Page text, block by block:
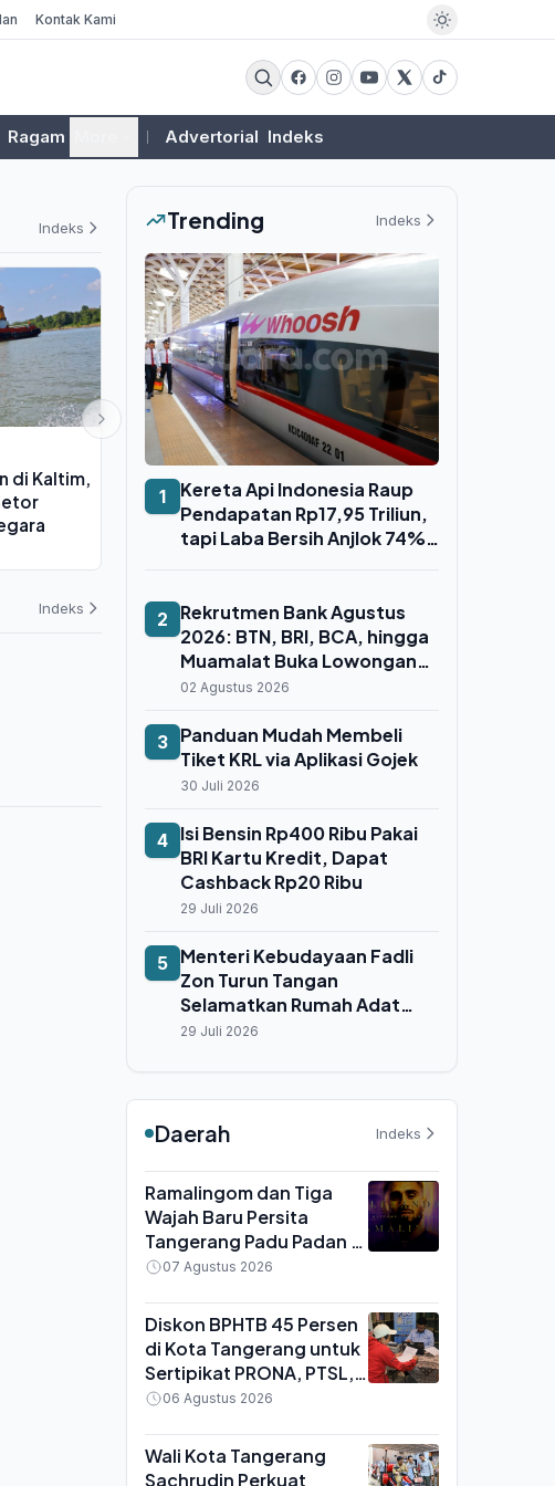
Kontak Kami
Ragam Advertorial Indeks
Indeks
di Kaltim,
PEMERINTAHAN
Komisi II DPRD Banten dan
Gubernur Andra Soni Dorong
Warga Isi Data Jujur demi
Sukseskan Sensus Ekonomi 2026
06 Agustus 2026
Indeks
Trending Indeks
1
Kereta Api Indonesia Raup
Pendapatan Rp17,95 Triliun,
tapi Laba Bersih Anjlok 74%
2
Rekrutmen Bank Agustus
2026: BTN, BRI, BCA, hingga
Muamalat Buka Lowongan
untuk Fresh Graduate dan
02 Agustus 2026
3 Panduan Mudah Membeli
Tiket KRL via Aplikasi Gojek
30 Juli 2026
4 Isi Bensin Rp400 Ribu Pakai
BRI Kartu Kredit, Dapat
Cashback Rp20 Ribu
29 Juli 2026
5 Menteri Kebudayaan Fadli
Zon Turun Tangan
Selamatkan Rumah Adat
Hiliamaetaniha dari
29 Juli 2026
Daerah Indeks
Ramalingom dan Tiga
Wajah Baru Persita
Tangerang Padu Padan di
TC Yogyakarta, Fokus
Super League
07 Agustus 2026
Diskon BPHTB 45 Persen
di Kota Tangerang untuk
Sertipikat PRONA, PTSL,
dan PTKL, Berlaku Hingga
06 Agustus 2026
Wali Kota Tangerang
Sachrudin Perkuat